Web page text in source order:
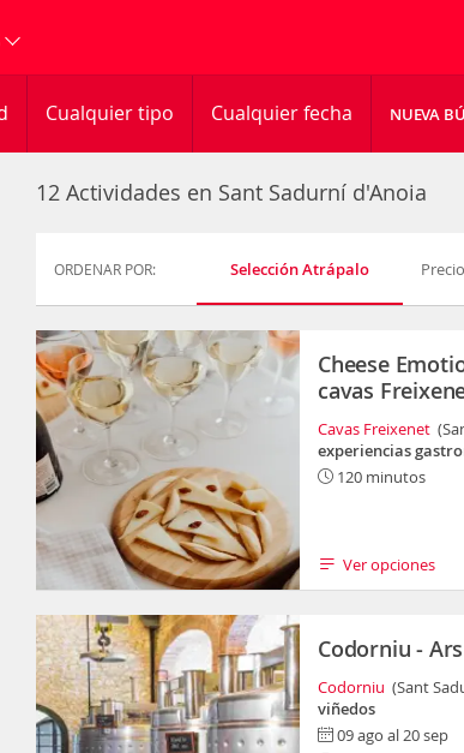
Cualquier tipo Cualquier fecha NUEVA
12 Actividades en Sant Sadurní d'Anoia
ORDENAR POR: Selección Atrápalo Precio
Cheese
cavas
Cavas Freixenet
experiencias
120 minutos
Ver opciones
Codorniu -
Codorniu (Sant
viñedos
09 ago al 20 sep